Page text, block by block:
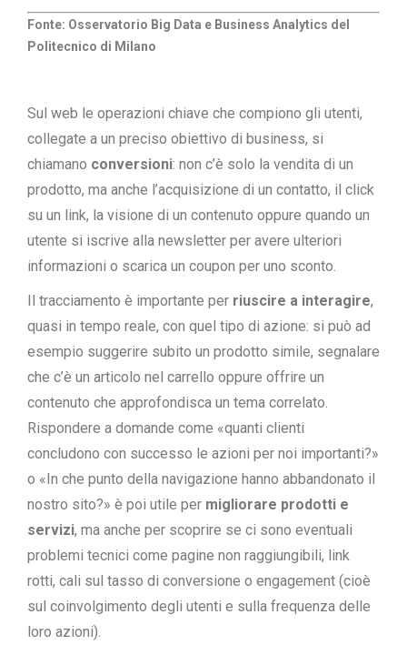
Fonte: Osservatorio Big Data e Business Analytics del
Politecnico di Milano
Sul web le operazioni chiave che compiono gli utenti,
collegate a un preciso obiettivo di business, si
chiamano conversioni: non c’è solo la vendita di un
prodotto, ma anche l’acquisizione di un contatto, il click
su un link, la visione di un contenuto oppure quando un
utente si iscrive alla newsletter per avere ulteriori
informazioni o scarica un coupon per uno sconto.
Il tracciamento è importante per riuscire a interagire,
quasi in tempo reale, con quel tipo di azione: si può ad
esempio suggerire subito un prodotto simile, segnalare
che c’è un articolo nel carrello oppure offrire un
contenuto che approfondisca un tema correlato.
Rispondere a domande come «quanti clienti
concludono con successo le azioni per noi importanti?»
o «In che punto della navigazione hanno abbandonato il
nostro sito?» è poi utile per migliorare prodotti e
servizi, ma anche per scoprire se ci sono eventuali
problemi tecnici come pagine non raggiungibili, link
rotti, cali sul tasso di conversione o engagement (cioè
sul coinvolgimento degli utenti e sulla frequenza delle
loro azioni).